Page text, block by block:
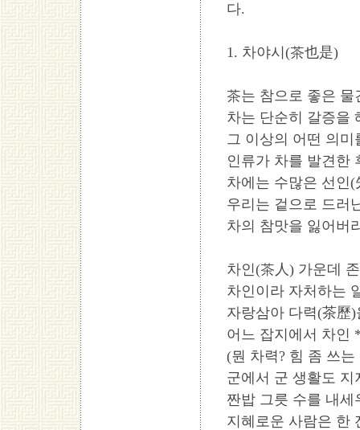
다.
1. 차야시(茶也是)
茶는 참으로 좋은 물
차는 단순히 갈증을
그 이상의 어떤 의
인류가 차를 발견한
차에는 수많은 선인
우리는 겉으로 드러
차의 참맛을 잃어버
차인(茶人) 가운데
차인이라 자처하는
자랑삼아 다력(茶歷
어느 잡지에서 차인
(뭔 차력? 힘 좀 쓰는
군에서 군 생활도
짠밥 그릇 수를 내
지혜로운 사람은 한